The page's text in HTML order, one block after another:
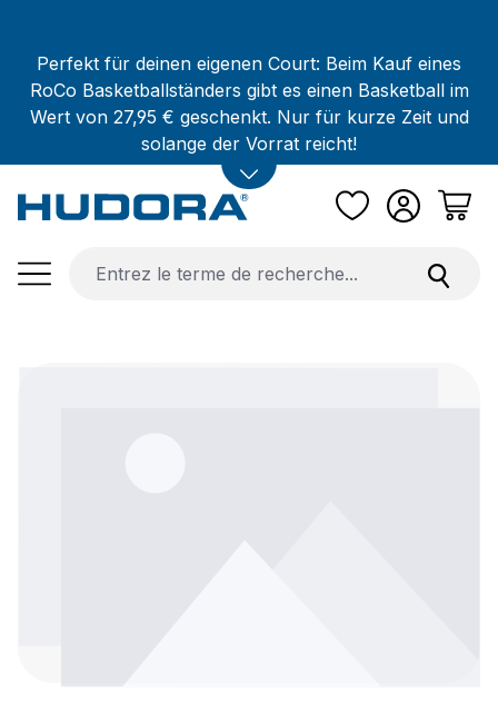
Perfekt für deinen eigenen Court: Beim Kauf eines
RoCo Basketballständers gibt es einen Basketball im
Wert von 27,95 € geschenkt. Nur für kurze Zeit und
solange der Vorrat reicht!